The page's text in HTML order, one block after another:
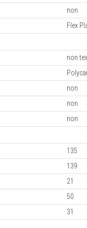
non
Flex
non
non
non
non
135
139
21
50
31